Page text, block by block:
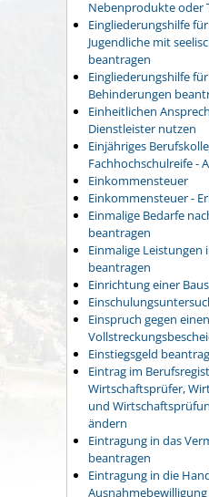
Nebenprodukte oder
Eingliederungshilfe
Jugendliche mit
beantragen
Eingliederungshilfe
Behinderungen
Einheitlichen
Dienstleister nutzen
Einjähriges
Fachhochschulreife -
Einkommensteuer
Einkommensteuer -
Einmalige Bedarfe
beantragen
Einmalige
beantragen
Einrichtung einer
Einspruch gegen einen
Einstiegsgeld
Eintrag im
Wirtschaftsprüfer,
und
ändern
Eintragung in das
beantragen
Eintragung in die
Ausnahmebewilligung